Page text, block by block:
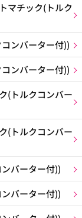
マチック(トルク
ンバーター付))
ンバーター付))
(トルクコンバー
(トルクコンバー
バーター付))
バーター付))